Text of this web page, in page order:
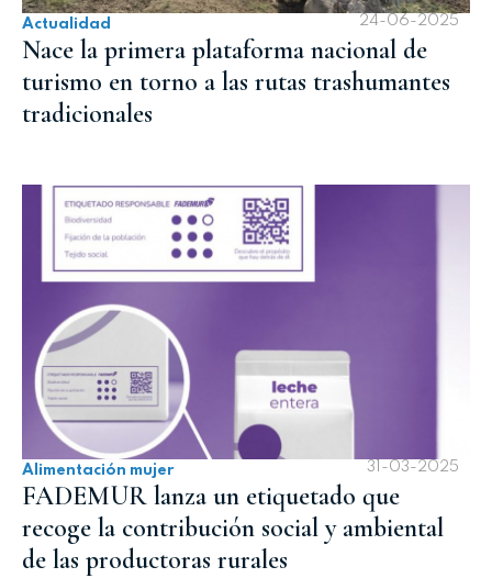
Actualidad 24-06-2025
Nace la primera plataforma nacional de
turismo en torno a las rutas trashumantes
tradicionales
Alimentación mujer 31-03-2025
FADEMUR lanza un etiquetado que
recoge la contribución social y ambiental
de las productoras rurales